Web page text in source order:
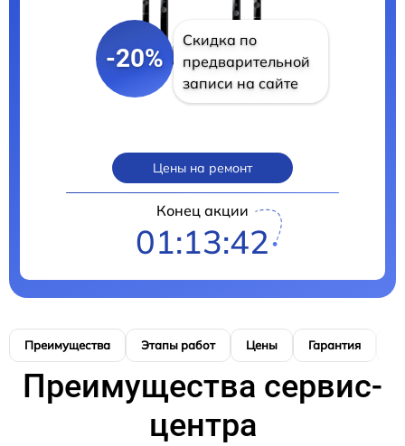
-20%
Скидка по
предварительной
записи на сайте
Цены на ремонт
Конец акции
01:13:41
Преимущества Этапы работ Цены Гарантия
Преимущества сервис-
центра